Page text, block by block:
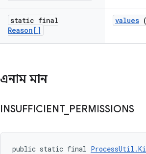
static final
Reason[]
values
এনাম মান
INSUFFICIENT_ PERMISSIONS
public static final